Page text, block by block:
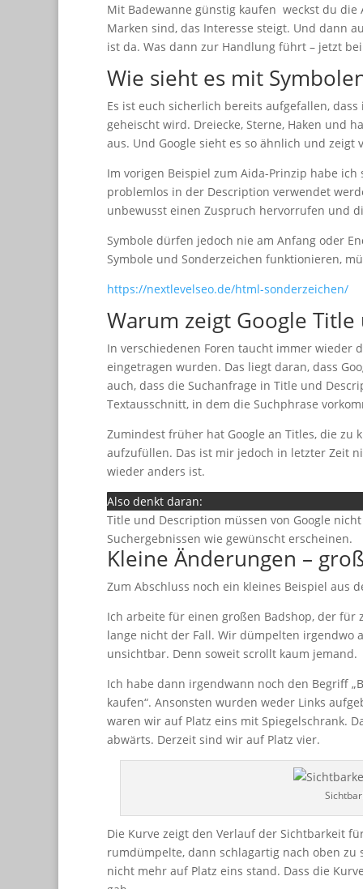
Mit Badewanne günstig kaufen weckst du
Marken sind, das Interesse steigt. Und dann
ist da. Was dann zur Handlung führt – jetzt
Wie sieht es mit
Es ist euch sicherlich bereits aufgefallen,
geheischt wird. Dreiecke, Sterne, Haken und
aus. Und Google sieht es so ähnlich und zeigt
Im vorigen Beispiel zum Aida-Prinzip habe ich
problemlos in der Description verwendet
unbewusst einen Zuspruch hervorrufen und
Symbole dürfen jedoch nie am Anfang oder
Symbole und Sonderzeichen funktionieren,
https://nextlevelseo.de/html-sonderzeichen/
Warum zeigt Google
In verschiedenen Foren taucht immer wieder
eingetragen wurden. Das liegt daran, dass
auch, dass die Suchanfrage in Title und
Textausschnitt, in dem die Suchphrase
Zumindest früher hat Google an Titles, die zu
aufzufüllen. Das ist mir jedoch in letzter Zeit
wieder anders ist.
Also denkt daran:
Title und Description müssen von Google
Suchergebnissen wie gewünscht erscheinen.
Kleine Änderungen –
Zum Abschluss noch ein kleines Beispiel aus
Ich arbeite für einen großen Badshop, der für
lange nicht der Fall. Wir dümpelten irgendwo
unsichtbar. Denn soweit scrollt kaum jemand.
Ich habe dann irgendwann noch den Begriff
kaufen“. Ansonsten wurden weder Links
waren wir auf Platz eins mit Spiegelschrank.
abwärts. Derzeit sind wir auf Platz vier.
Die Kurve zeigt den Verlauf der Sichtbarkeit
rumdümpelte, dann schlagartig nach oben zu
nicht mehr auf Platz eins stand. Dass die